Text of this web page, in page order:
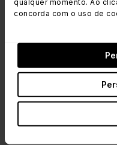
qualquer momento. Ao
concorda com o uso de